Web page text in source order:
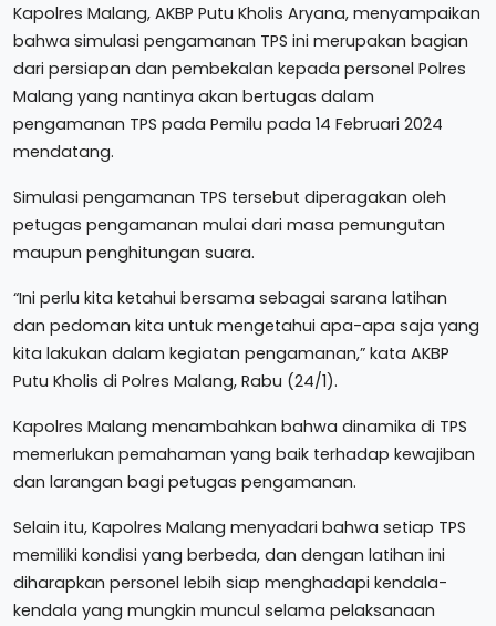
Kapolres Malang, AKBP Putu Kholis Aryana, menyampaikan
bahwa simulasi pengamanan TPS ini merupakan bagian
dari persiapan dan pembekalan kepada personel Polres
Malang yang nantinya akan bertugas dalam
pengamanan TPS pada Pemilu pada 14 Februari 2024
mendatang.
Simulasi pengamanan TPS tersebut diperagakan oleh
petugas pengamanan mulai dari masa pemungutan
maupun penghitungan suara.
“Ini perlu kita ketahui bersama sebagai sarana latihan
dan pedoman kita untuk mengetahui apa-apa saja yang
kita lakukan dalam kegiatan pengamanan,” kata AKBP
Putu Kholis di Polres Malang, Rabu (24/1).
Kapolres Malang menambahkan bahwa dinamika di TPS
memerlukan pemahaman yang baik terhadap kewajiban
dan larangan bagi petugas pengamanan.
Selain itu, Kapolres Malang menyadari bahwa setiap TPS
memiliki kondisi yang berbeda, dan dengan latihan ini
diharapkan personel lebih siap menghadapi kendala-
kendala yang mungkin muncul selama pelaksanaan